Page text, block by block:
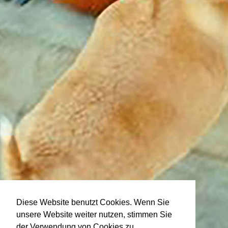
Diese Website benutzt Cookies. Wenn Sie
unsere Website weiter nutzen, stimmen Sie